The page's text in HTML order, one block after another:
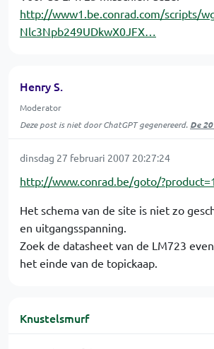
http://www1.be.conrad.com/scripts/
Nlc3Npb249UDkwX0JFX…
Henry S.
Moderator
Deze post is niet door ChatGPT gegenereerd. De
dinsdag 27 februari 2007 20:27:24
http://www.conrad.be/goto/
Het schema van de site is niet zo
en uitgangsspanning.
Zoek de datasheet van de LM723
het einde van de topickaap.
Knustelsmurf